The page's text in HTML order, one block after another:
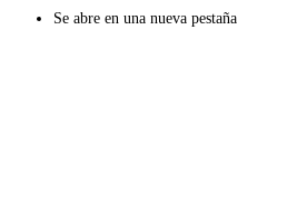
Se abre en una nueva pestaña